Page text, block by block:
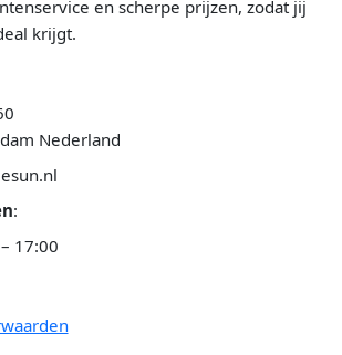
en scherpe prijzen, zodat jij
krijgt.
Nederland
:
17:00